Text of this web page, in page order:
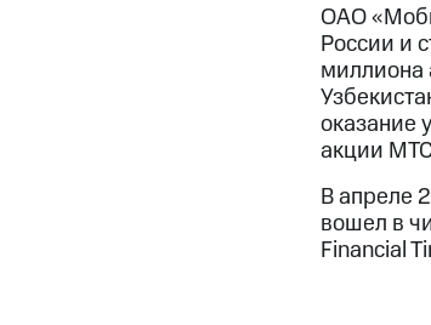
ОАО
России и
миллиона
оказание
акции
В апреле
вошел в
Financial